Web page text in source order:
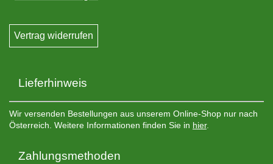
Vertrag widerrufen
Lieferhinweis
Wir versenden Bestellungen aus unserem Online-Shop nur nach
Österreich. Weitere Informationen finden Sie in hier.
Zahlungsmethoden